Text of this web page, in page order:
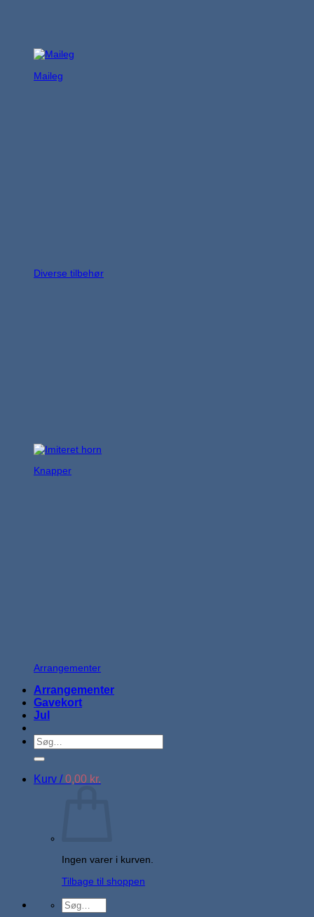
Maileg
Diverse tilbehør
Knapper
Arrangementer
Arrangementer
Gavekort
Jul
Søg
efter:
Kurv /0,00 kr.
Ingen varer i kurven.
Tilbage til shoppen
Søg
efter: